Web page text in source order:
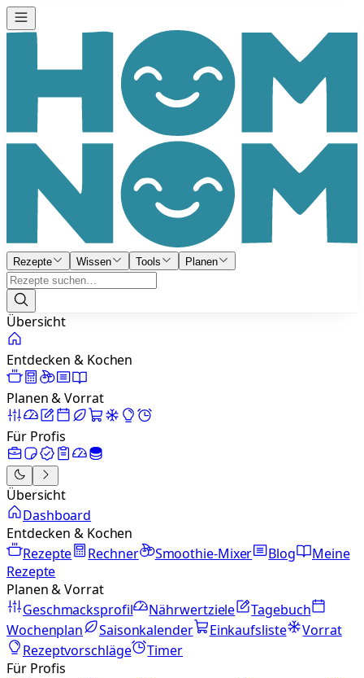
Rezepte Wissen Tools Planen
Übersicht
Entdecken & Kochen
Planen & Vorrat
Für Profis
Übersicht
Dashboard
Entdecken & Kochen
Rezepte
Rechner Smoothie-Mixer Blog
Meine
Rezepte
Planen & Vorrat
Geschmacksprofil
Nährwertziele
Tagebuch
Wochenplan
Saisonkalender Einkaufsliste
Vorrat
Rezeptvorschläge
Timer
Für Profis